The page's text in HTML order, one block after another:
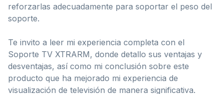
reforzarlas adecuadamente para soportar el peso del
soporte.
Te invito a leer mi experiencia completa con el
Soporte TV XTRARM, donde detallo sus ventajas y
desventajas, así como mi conclusión sobre este
producto que ha mejorado mi experiencia de
visualización de televisión de manera significativa.